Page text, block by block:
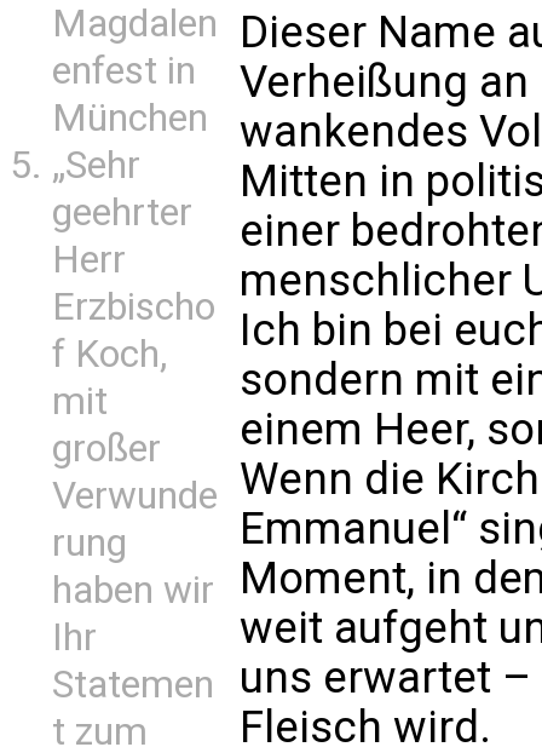
Magdalen
enfest in
München
„Sehr
geehrter
Herr
Erzbischo
f Koch,
mit
großer
Verwunde
rung
haben wir
Ihr
Statemen
t zum
Dieser Name
Verheißung
wankendes
Mitten in
einer
menschlicher
Ich bin bei
sondern mit
einem Heer,
Wenn die
Emmanuel“
Moment, in
weit aufgeht
uns erwartet –
Fleisch wird.